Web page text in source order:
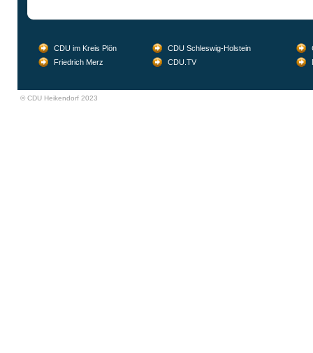
CDU im Kreis Plön CDU Schleswig-Holstein
Friedrich Merz
CDU.TV
© CDU Heikendorf 2023